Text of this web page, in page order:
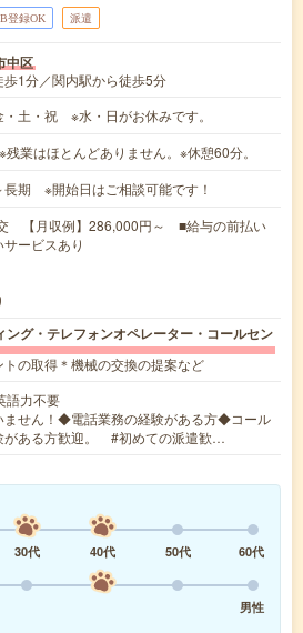
登録OK 派遣
中区
歩1分／関内駅から徒歩5分
・土・祝 ※水・日がお休みです。
業はほとんどありません。※休憩60分。
長期 ※開始日はご相談可能です！
【月収例】286,000円～ ■給与の前払い
ービスあり
ング・テレフォンオペレーター・コールセン
トの取得＊機械の交換の提案など
語力不要
せん！◆電話業務の経験がある方◆コール
がある方歓迎。 #初めての派遣歓…
30代 40代 50代
60代
男性